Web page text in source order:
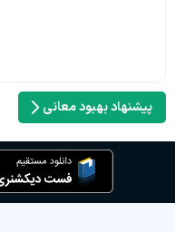
پیشنهاد بهبود معانی